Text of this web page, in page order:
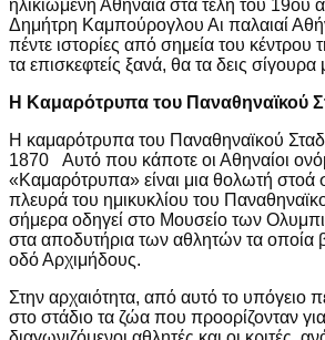
ηλικιωμένη Αθηναία στα τέλη του 19ου
Δημήτρη Καμπούρογλου Αι παλαιαί
πέντε ιστορίες από σημεία του
τα επισκεφτείς ξανά, θα τα δεις σίγουρα
Η Καμαρότρυπα του Παναθηναϊκού
Η καμαρότρυπα του Παναθηναϊκού
1870 Αυτό που κάποτε οι Αθηναίοι
«Καμαρότρυπα» είναι μια θολωτή στοά
πλευρά του ημικυκλίου του
σήμερα οδηγεί στο Μουσείο των
στα αποδυτήρια των αθλητών τα οποία
οδό Αρχιμήδους.
Στην αρχαιότητα, από αυτό το υπόγειο
στο στάδιο τα ζώα που προορίζονταν